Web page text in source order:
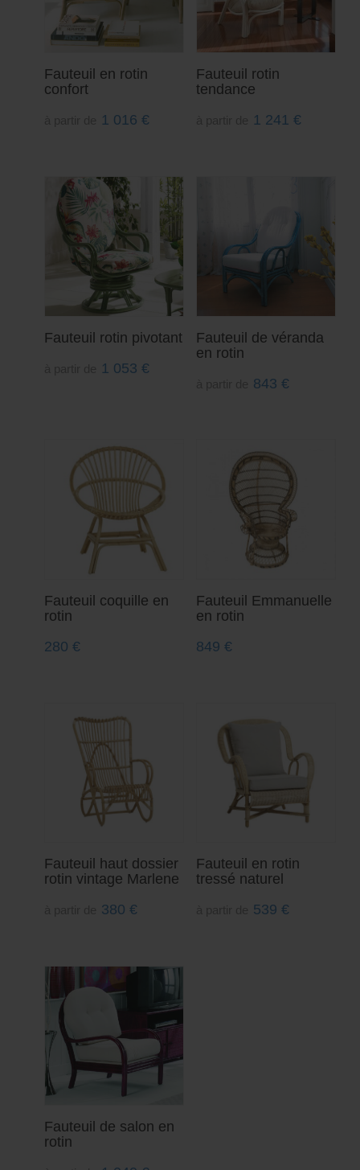
Fauteuil en rotin
confort
1 016 €
Fauteuil rotin
tendance
1 241 €
Fauteuil rotin pivotant
1 053 €
Fauteuil de véranda
en rotin
843 €
Fauteuil coquille en
rotin
280 €
Fauteuil Emmanuelle
en rotin
849 €
Fauteuil haut dossier
rotin vintage Marlene
380 €
Fauteuil en rotin
tressé naturel
539 €
Fauteuil de salon en
rotin